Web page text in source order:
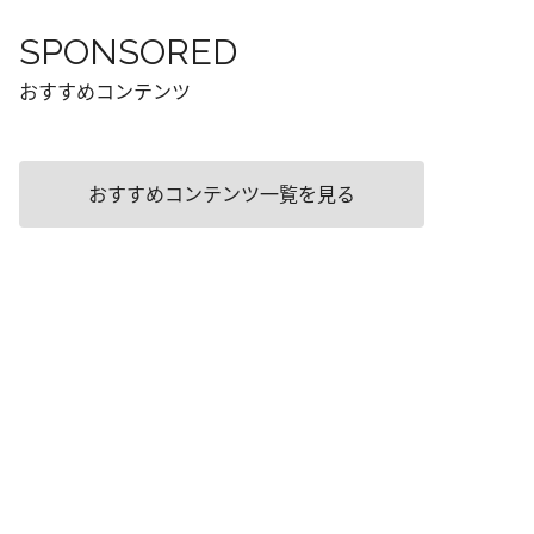
SPONSORED
おすすめコンテンツ
おすすめコンテンツ一覧を見る